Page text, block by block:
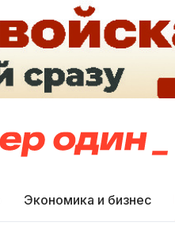
Экономика и бизнес